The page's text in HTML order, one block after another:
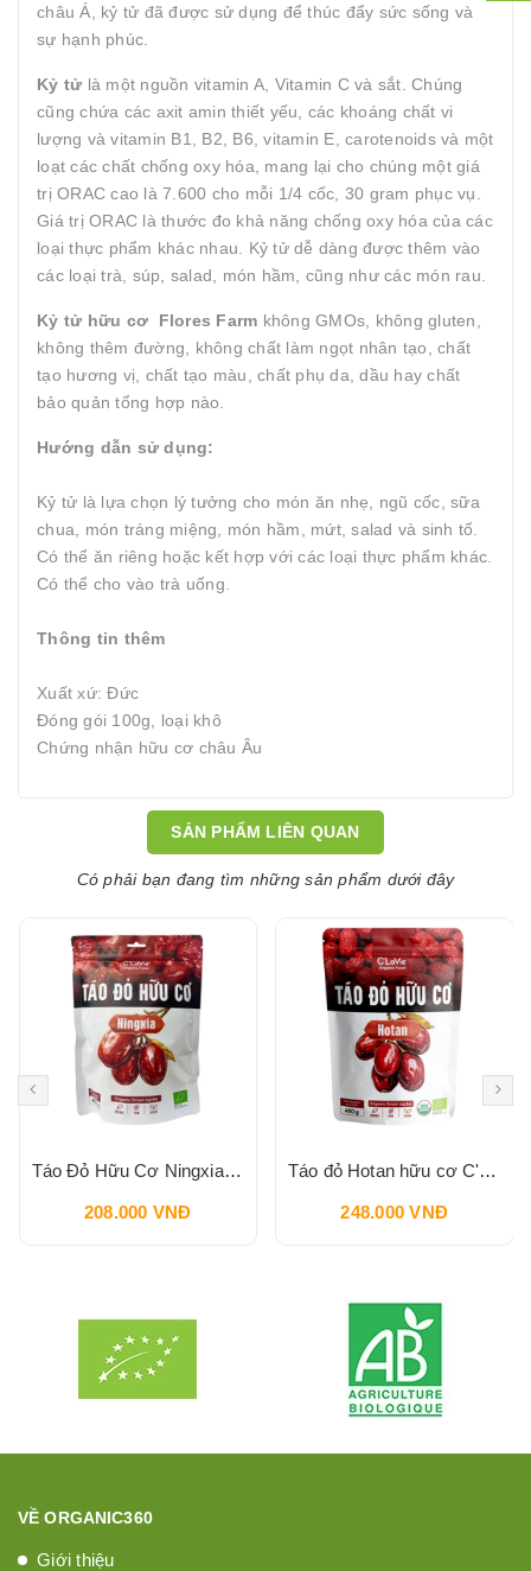
châu Á, kỷ tử đã được sử dụng để thúc đẩy sức sống và
sự hạnh phúc.
Kỷ tử là một nguồn vitamin A, Vitamin C và sắt. Chúng
cũng chứa các axit amin thiết yếu, các khoáng chất vi
lượng và vitamin B1, B2, B6, vitamin E, carotenoids và một
loạt các chất chống oxy hóa, mang lại cho chúng một giá
trị ORAC cao là 7.600 cho mỗi 1/4 cốc, 30 gram phục vụ.
Giá trị ORAC là thước đo khả năng chống oxy hóa của các
loại thực phẩm khác nhau. Kỷ tử dễ dàng được thêm vào
các loại trà, súp, salad, món hầm, cũng như các món rau.
Kỷ tử hữu cơ Flores Farm không GMOs, không gluten,
không thêm đường, không chất làm ngọt nhân tạo, chất
tạo hương vị, chất tạo màu, chất phụ da, dầu hay chất
bảo quản tổng hợp nào.
Hướng dẫn sử dụng:
Kỷ tử là lựa chọn lý tưởng cho món ăn nhẹ, ngũ cốc, sữa
chua, món tráng miệng, món hầm, mứt, salad và sinh tố.
Có thể ăn riêng hoặc kết hợp với các loại thực phẩm khác.
Có thể cho vào trà uống.
Thông tin thêm
Xuất xứ: Đức
Đóng gói 100g, loại khô
Chứng nhận hữu cơ châu Âu
SẢN PHẨM LIÊN QUAN
Có phải bạn đang tìm những sản phẩm dưới đây
Táo Đỏ Hữu Cơ Ningxia C'LAVIE 450g
208.000 VNĐ
Táo đỏ Hotan hữu cơ C'LaVie 450g
248.000 VNĐ
VỀ ORGANIC360
Giới thiệu